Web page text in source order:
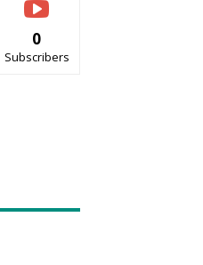
0
Subscribers